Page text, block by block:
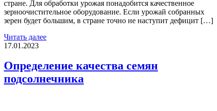
стране. Для обработки урожая понадобится качественное
зерноочистительное оборудование. Если урожай собранных
зерен будет большим, в стране точно не наступит дефицит […]
Читать далее
17.01.2023
Определение качества семян
подсолнечника